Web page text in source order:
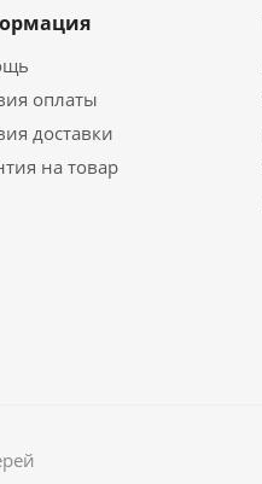
оплаты
доставки
на товар